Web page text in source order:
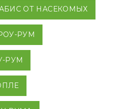
ОТ НАСЕКОМЫХ
РУМ
РУМ